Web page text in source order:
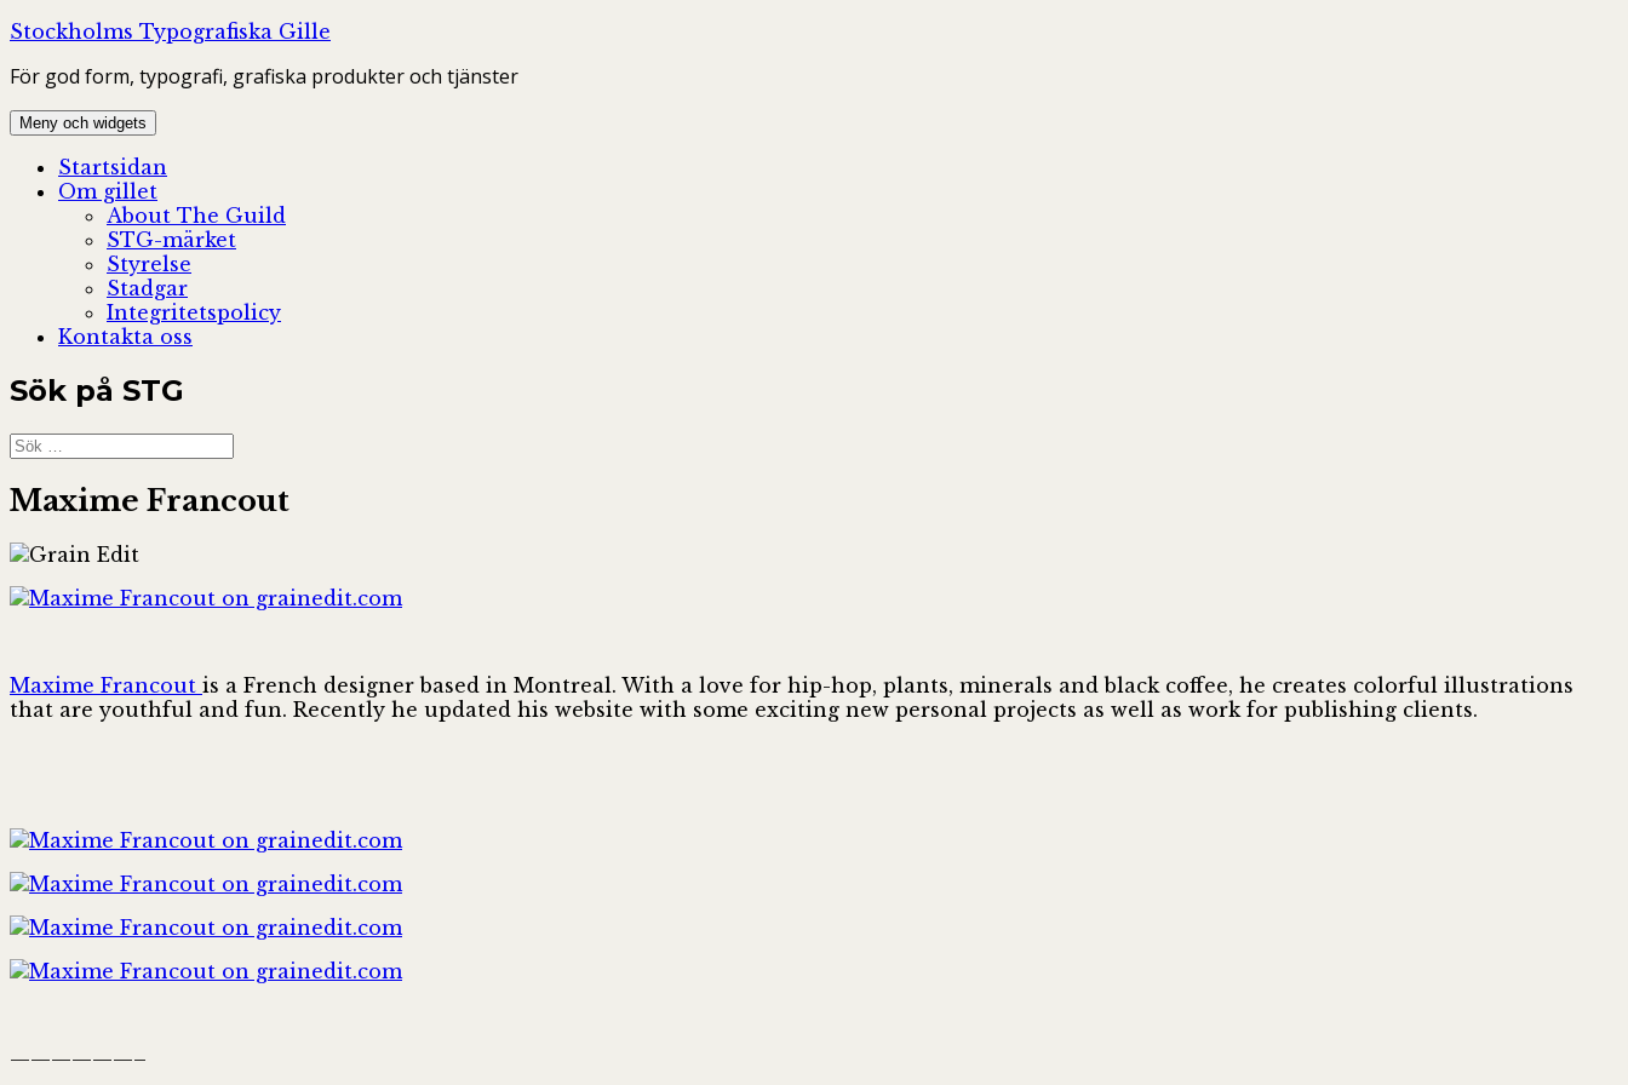
Hoppa
innehåll
Stockholms Typografiska Gille
För god form, typografi, grafiska produkter och tjänster
Meny och widgets
Startsidan
Om gillet
About The Guild
STG-märket
Styrelse
Stadgar
Integritetspolicy
Kontakta oss
Sök på STG
Sök
efter:
Maxime Francout
Maxime Francout is a French designer based in Montreal. With a love for hip-hop, plants, minerals and black coffee, he creates colorful illustrations
that are youthful and fun. Recently he updated his website with some exciting new personal projects as well as work for publishing clients.
——————–